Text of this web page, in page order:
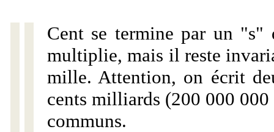
Cent se termine par un "s"
multiplie, mais il reste
mille. Attention, on écrit
cents milliards (200 000
communs.